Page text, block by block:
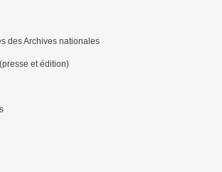
des Archives nationales
et édition)